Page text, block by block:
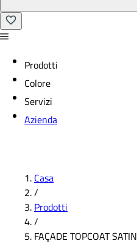
Prodotti
Colore
Servizi
Azienda
Casa
/
Prodotti
/
FAÇADE TOPCOAT SATIN